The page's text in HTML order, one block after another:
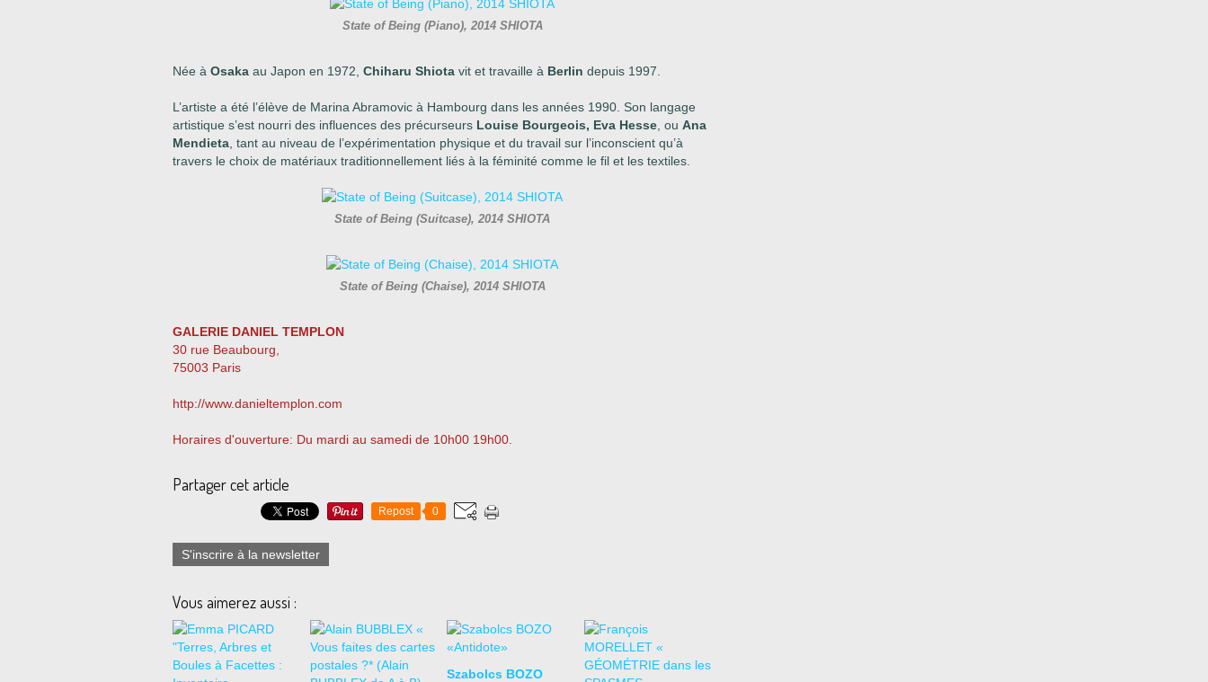
State of Being (Piano), 2014 SHIOTA
Née à Osaka au Japon en 1972, Chiharu Shiota vit et travaille à Berlin depuis 1997.
L’artiste a été l’élève de Marina Abramovic à Hambourg dans les années 1990. Son langage
artistique s’est nourri des influences des précurseurs Louise Bourgeois, Eva Hesse , ou Ana
Mendieta , tant au niveau de l’expérimentation physique et du travail sur l’inconscient qu’à
travers le choix de matériaux traditionnellement liés à la féminité comme le fil et les textiles.
State of Being (Suitcase), 2014 SHIOTA
State of Being (Chaise), 2014 SHIOTA
GALERIE DANIEL TEMPLON
30 rue Beaubourg,
75003 Paris
http://www.danieltemplon.com
Horaires d'ouverture: Du mardi au samedi de 10h00 19h00.
Partager cet article
Repost 0
S'inscrire à la newsletter
Vous aimerez aussi :
Szabolcs BOZO